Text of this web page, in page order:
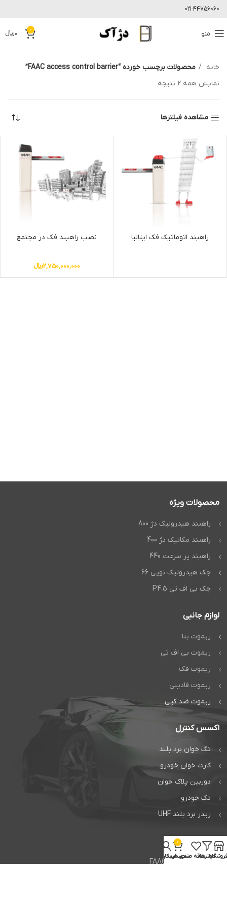
021-44756060
منو 0
0﷼
خانه
محصولات برچسب خورده “FAAC access control barrier”
نمایش همه 2 نتیجه
مشاهده فیلترها
راهبند اتوماتیک فک ایتالیا نصب راهبند فک در مجتمع
2,750,000,000﷼
محصولات ویژه
راهبند هیدرولیک دژ 800
راهبند مکانیک دژ 400
راهبند پر سرعت 440
جک هیدرولیک نوپی 66
جک بی اف تی P4.5
لوازم جانبی
ریموت بتا
ریموت بی اف تی
ریموت فک
ریموت فادینی
ریموت ضد کپی
اکسس کنترل
تگ خوان برد بلند
کارت خوان خودرو
دوربین پلاک خوان
تگ خودرو
ریدر برد بلند UHF
خدمات
تعمیر جک فک FAAC
فروشگاهفیلترهاعلاقه مندی
0
سبد خرید
حساب کاربری من